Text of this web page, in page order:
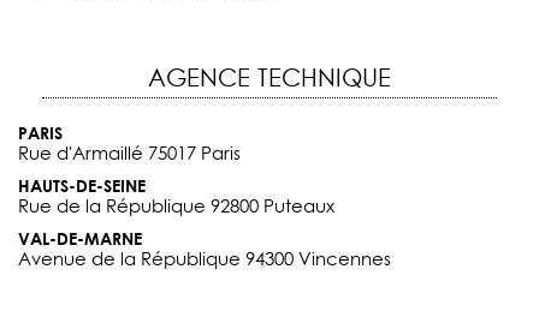
AGENCE TECHNIQUE
PARIS
Rue d'Armaillé 75017 Paris
HAUTS-DE-SEINE
Rue de la République 92800 Puteaux
VAL-DE-MARNE
Avenue de la République 94300 Vincennes